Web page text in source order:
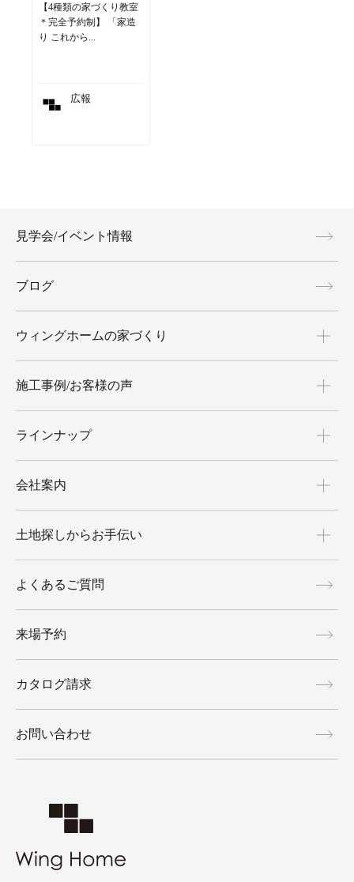
【4種類の家づくり教室
＊完全予約制】 「家造
り これから...
広報
見学会/イベント情報
ブログ
ウィングホームの家づくり
施工事例/お客様の声
ラインナップ
会社案内
土地探しからお手伝い
よくあるご質問
来場予約
カタログ請求
お問い合わせ